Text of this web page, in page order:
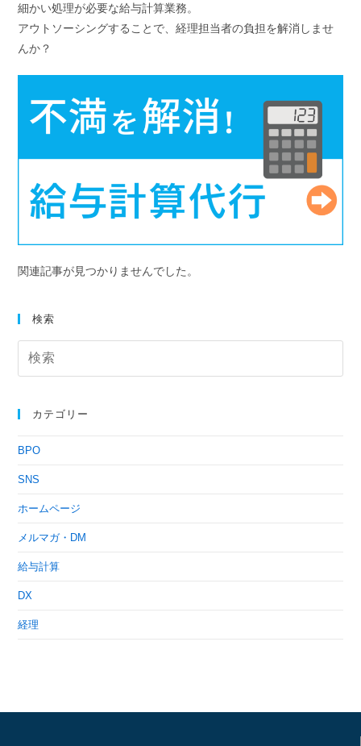
細かい処理が必要な給与計算業務。
アウトソーシングすることで、経理担当者の負担を解消しませ
んか？
関連記事が見つかりませんでした。
検索
カテゴリー
BPO
SNS
ホームページ
メルマガ・DM
給与計算
DX
経理